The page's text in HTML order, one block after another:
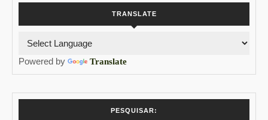
TRANSLATE
Powered by Translate
PESQUISAR: